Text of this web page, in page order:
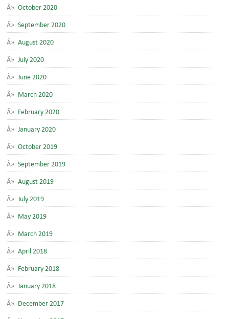
October 2020
September 2020
August 2020
July 2020
June 2020
March 2020
February 2020
January 2020
October 2019
September 2019
August 2019
July 2019
May 2019
March 2019
April 2018
February 2018
January 2018
December 2017